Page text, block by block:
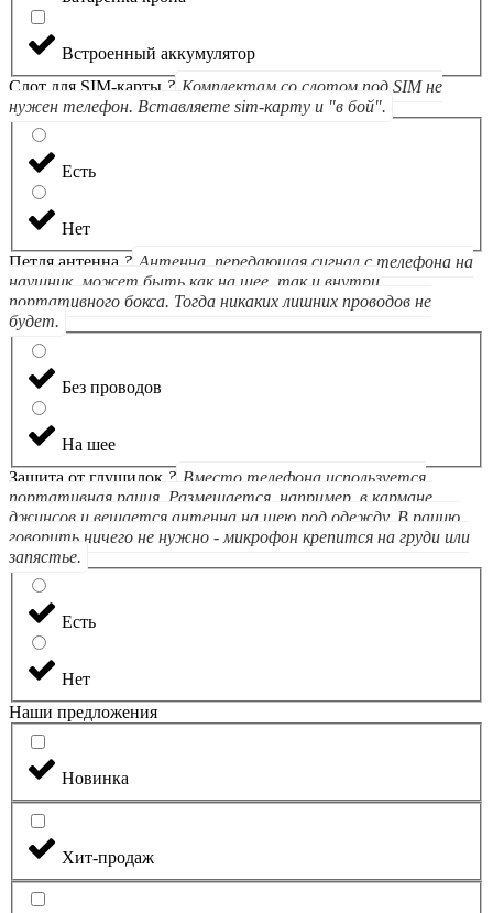
Встроенный аккумулятор
Слот для SIM-карты ? Комплектам со слотом под SIM не
нужен телефон. Вставляете sim-карту и "в бой".
Есть
Нет
Петля антенна ? Антенна, передающая сигнал с телефона на
наушник, может быть как на шее, так и внутри
портативного бокса. Тогда никаких лишних проводов не
будет.
Без проводов
На шее
Защита от глушилок ? Вместо телефона используется
портативная рация. Размещается, например, в кармане
джинсов и вешается антенна на шею под одежду. В рацию
говорить ничего не нужно - микрофон крепится на груди или
запястье.
Есть
Нет
Наши предложения
Новинка
Хит-продаж